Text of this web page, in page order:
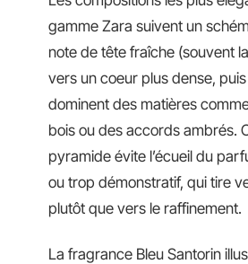
gamme Zara suivent un
note de tête fraîche (souvent
vers un coeur plus dense,
dominent des matières
bois ou des accords ambrés.
pyramide évite l’écueil du
ou trop démonstratif, qui tire
plutôt que vers le raffinement.
La fragrance Bleu Santorin